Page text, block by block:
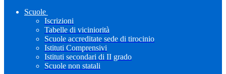
Scuole
Iscrizioni
Tabelle di viciniorità
Scuole accreditate sede di tirocinio
Istituti Comprensivi
Istituti secondari di II grado
Scuole non statali